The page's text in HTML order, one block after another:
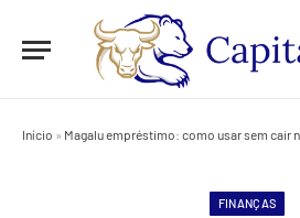
Início » Magalu empréstimo: como usar sem cair
FINANÇAS